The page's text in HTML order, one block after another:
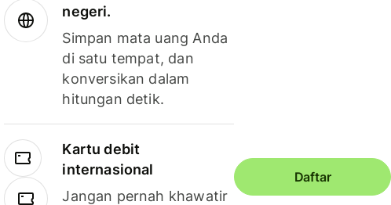
negeri.
Simpan mata uang Anda
di satu tempat, dan
konversikan dalam
hitungan detik.
Kartu debit
internasional
Jangan pernah khawatir
Daftar